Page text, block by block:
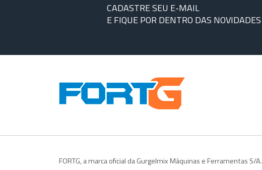
CADASTRE SEU E-MAIL
E FIQUE POR DENTRO DAS NOVIDADES
FORTG, a marca oficial da Gurgelmix Máquinas e Ferramentas S/A.